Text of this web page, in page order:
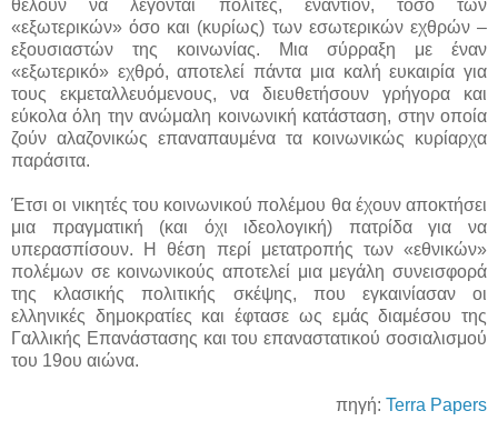
θέλουν να λέγονται πολίτες, εναντίον, τόσο των
«εξωτερικών» όσο και (κυρίως) των εσωτερικών εχθρών –
εξουσιαστών της κοινωνίας. Μια σύρραξη με έναν
«εξωτερικό» εχθρό, αποτελεί πάντα μια καλή ευκαιρία για
τους εκμεταλλευόμενους, να διευθετήσουν γρήγορα και
εύκολα όλη την ανώμαλη κοινωνική κατάσταση, στην οποία
ζούν αλαζονικώς επαναπαυμένα τα κοινωνικώς κυρίαρχα
παράσιτα.
Έτσι οι νικητές του κοινωνικού πολέμου θα έχουν αποκτήσει
μια πραγματική (και όχι ιδεολογική) πατρίδα για να
υπερασπίσουν. Η θέση περί μετατροπής των «εθνικών»
πολέμων σε κοινωνικούς αποτελεί μια μεγάλη συνεισφορά
της κλασικής πολιτικής σκέψης, που εγκαινίασαν οι
ελληνικές δημοκρατίες και έφτασε ως εμάς διαμέσου της
Γαλλικής Επανάστασης και του επαναστατικού σοσιαλισμού
του 19ου αιώνα.
πηγή: Terra Papers